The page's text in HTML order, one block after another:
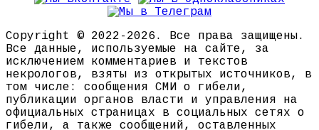
Copyright © 2022-2026. Все права защищены.
Все данные, используемые на сайте, за
исключением комментариев и текстов
некрологов, взяты из открытых источников, в
том числе: сообщения СМИ о гибели,
публикации органов власти и управления на
официальных страницах в социальных сетях о
гибели, а также сообщений, оставленных